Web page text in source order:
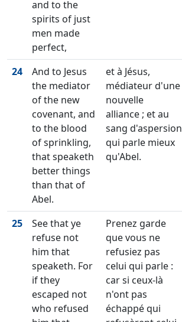
and to the
spirits of just
men made
perfect,
24
And to Jesus
the mediator
of the new
covenant, and
to the blood
of sprinkling,
that speaketh
better things
than that of
Abel.
et à Jésus,
médiateur d'une
nouvelle
alliance ; et au
sang d'aspersion
qui parle mieux
qu'Abel.
25
See that ye
refuse not
him that
speaketh. For
if they
escaped not
who refused
Prenez garde
que vous ne
refusiez pas
celui qui parle :
car si ceux-là
n'ont pas
échappé qui